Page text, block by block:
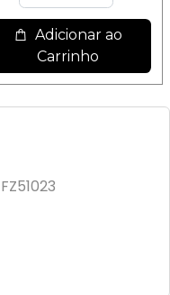
Adicionar ao
Carrinho